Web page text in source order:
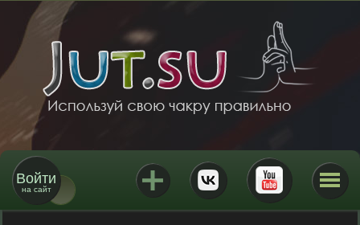
Войти
на сайт